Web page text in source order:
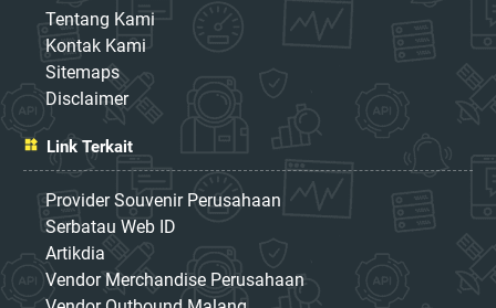
Tentang Kami
Kontak Kami
Sitemaps
Disclaimer
Link Terkait
Provider Souvenir Perusahaan
Serbatau Web ID
Artikdia
Vendor Merchandise Perusahaan